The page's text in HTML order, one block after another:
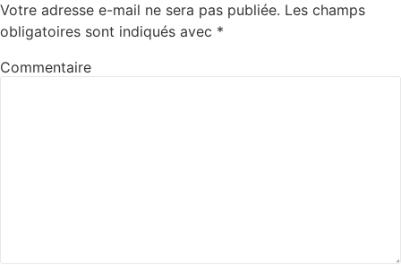
Votre adresse e-mail ne sera pas publiée. Les champs
obligatoires sont indiqués avec *
Commentaire